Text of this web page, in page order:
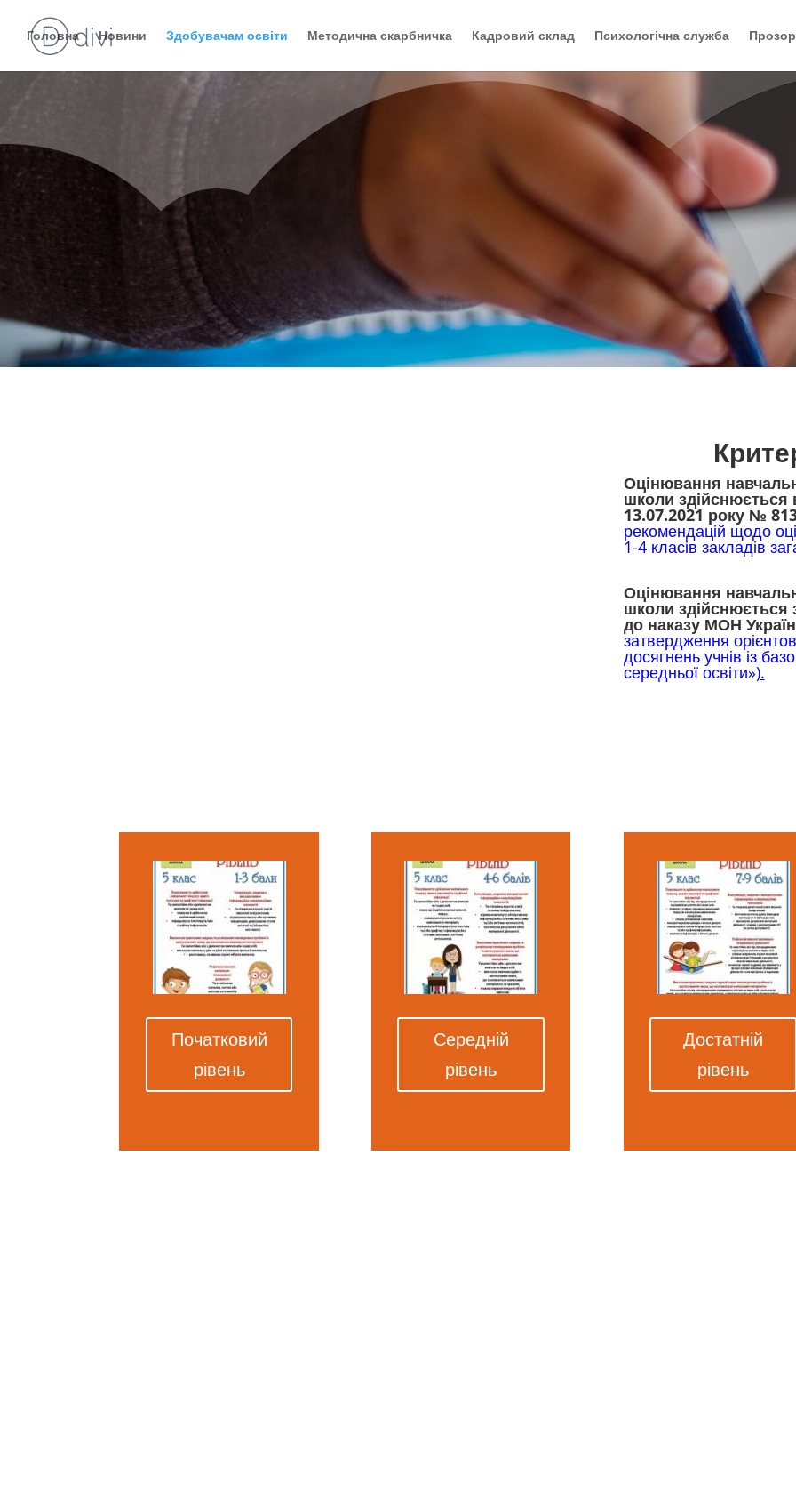
Головна Новини Здобувачам освіти Методична скарбничка Кадровий склад Психологічна служба
ЗАРІЧАНСЬКА ГІМНАЗІЯ
Здобувачам
Оцінювання
школи здійснюється
13.07.2021 року №
рекомендацій щодо
1-4 класів закладів
Оцінювання
школи
до наказу МОН
затвердження
досягнень учнів із
середньої освіти»).
Початковий
рівень
Середній
рівень
Достатній
рівень